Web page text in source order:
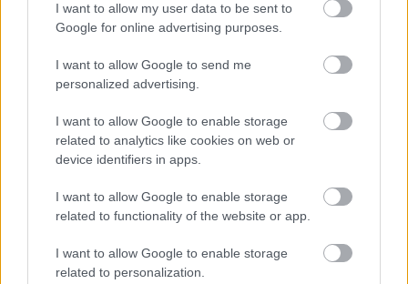
I want to allow my user data to be sent to
Google for online advertising purposes.
I want to allow Google to send me
personalized advertising.
I want to allow Google to enable storage
related to analytics like cookies on web or
device identifiers in apps.
I want to allow Google to enable storage
related to functionality of the website or app.
I want to allow Google to enable storage
related to personalization.
Ami nekem mégis talán a leginkább elnyerte a